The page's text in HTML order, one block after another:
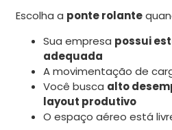
Escolha a ponte rolante
Sua empresa possui
adequada
A movimentação de
Você busca alto
layout produtivo
O espaço aéreo está